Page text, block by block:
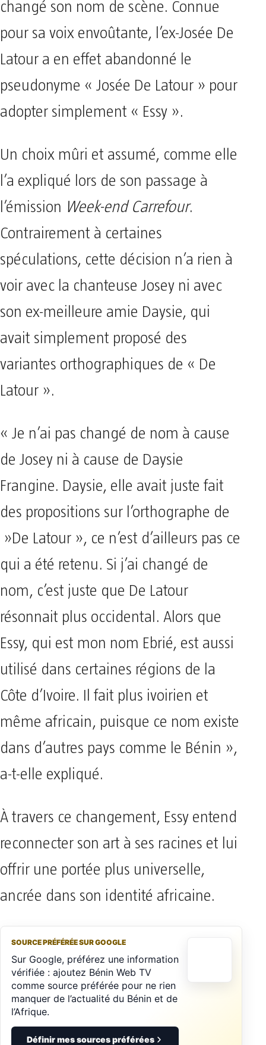
changé son nom de scène. Connue
pour sa voix envoûtante, l’ex-Josée De
Latour a en effet abandonné le
pseudonyme « Josée De Latour » pour
adopter simplement « Essy ».
Un choix mûri et assumé, comme elle
l’a expliqué lors de son passage à
l’émission Week-end Carrefour.
Contrairement à certaines
spéculations, cette décision n’a rien à
voir avec la chanteuse Josey ni avec
son ex-meilleure amie Daysie, qui
avait simplement proposé des
variantes orthographiques de « De
Latour ».
« Je n’ai pas changé de nom à cause
de Josey ni à cause de Daysie
Frangine. Daysie, elle avait juste fait
des propositions sur l’orthographe de
»De Latour », ce n’est d’ailleurs pas ce
qui a été retenu. Si j’ai changé de
nom, c’est juste que De Latour
résonnait plus occidental. Alors que
Essy, qui est mon nom Ebrié, est aussi
utilisé dans certaines régions de la
Côte d’Ivoire. Il fait plus ivoirien et
même africain, puisque ce nom existe
dans d’autres pays comme le Bénin »,
a-t-elle expliqué.
À travers ce changement, Essy entend
reconnecter son art à ses racines et lui
offrir une portée plus universelle,
ancrée dans son identité africaine.
SOURCE PRÉFÉRÉE SUR GOOGLE
Sur Google, préférez une information
vérifiée : ajoutez Bénin Web TV
comme source préférée pour ne rien
manquer de l’actualité du Bénin et de
l’Afrique.
Définir mes sources préférées